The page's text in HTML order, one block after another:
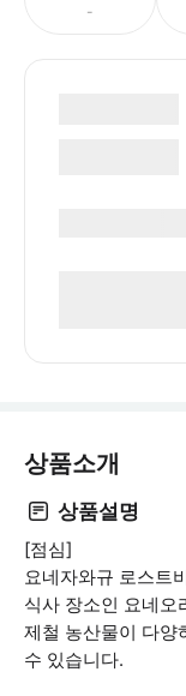
-
상품소개
상품설명
[점심]
요네자와규 로스트
식사 장소인 요네오
제철 농산물이 다양
수 있습니다.